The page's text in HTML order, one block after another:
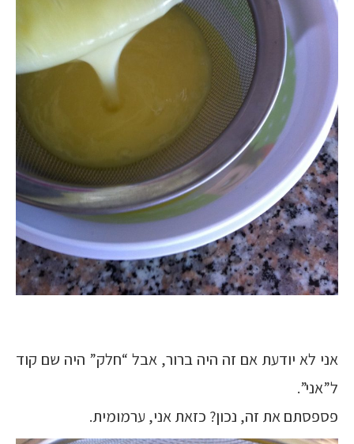
אני לא יודעת אם זה היה ברור, אבל “חלק” היה שם קוד
ל”אני”.
פספסתם את זה, נכון? כזאת אני, ערמומית.